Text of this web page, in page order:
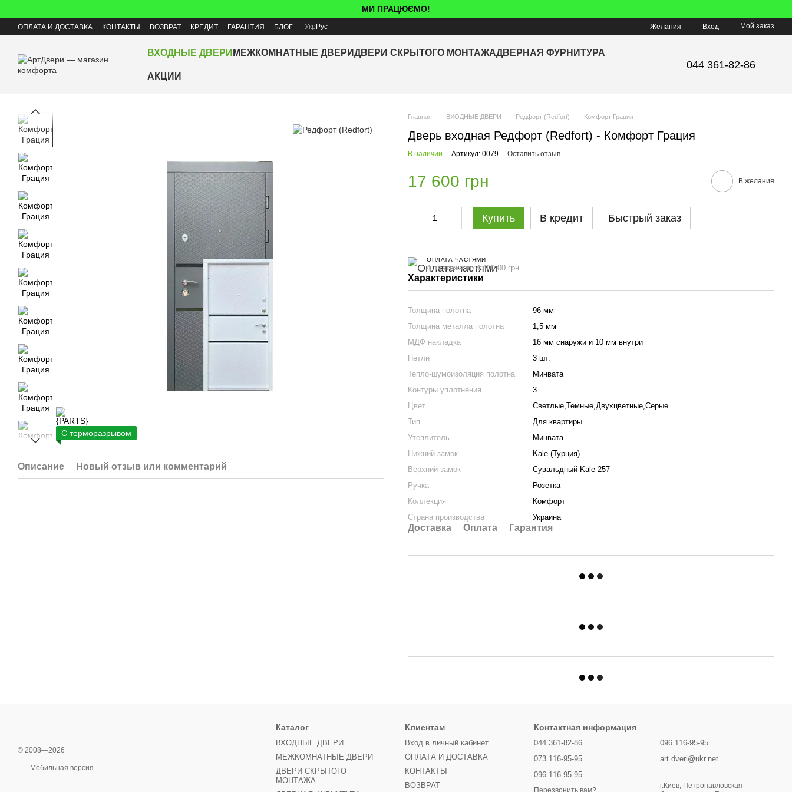
МИ ПРАЦЮЄМО!
ОПЛАТА И ДОСТАВКА КОНТАКТЫ ВОЗВРАТ КРЕДИТ ГАРАНТИЯ БЛОГ Укр Рус Желания Вход Мой заказ
ВХОДНЫЕ ДВЕРИ МЕЖКОМНАТНЫЕ ДВЕРИДВЕРИ СКРЫТОГО МОНТАЖАДВЕРНАЯ ФУРНИТУРА
АКЦИИ
044 361-82-86
С терморазрывом
Описание Новый отзыв или комментарий
Главная ВХОДНЫЕ ДВЕРИ Редфорт (Redfort) Комфорт Грация
Дверь входная Редфорт (Redfort) - Комфорт Грация
В наличии Артикул: 0079 Оставить отзыв
17 600 грн В желания
Купить В кредит Быстрый заказ
ОПЛАТА ЧАСТЯМИ
4 платежа по 4 400.00 грн
Характеристики
Толщина полотна
96 мм
Толщина металла полотна
1,5 мм
МДФ накладка
16 мм снаружи и 10 мм внутри
Петли
3 шт.
Тепло-шумоизоляция полотна
Минвата
Контуры уплотнения
3
Цвет
Светлые,Темные,Двухцветные,Серые
Тип
Для квартиры
Утеплитель
Минвата
Нижний замок
Kale (Турция)
Верхний замок
Сувальдный Kale 257
Ручка
Розетка
Коллекция
Комфорт
Страна производства
Украина
Доставка Оплата Гарантия
© 2008—2026
Мобильная версия
Каталог
ВХОДНЫЕ ДВЕРИ
МЕЖКОМНАТНЫЕ ДВЕРИ
ДВЕРИ СКРЫТОГО
МОНТАЖА
Клиентам
Вход в личный кабинет
ОПЛАТА И ДОСТАВКА
КОНТАКТЫ
ВОЗВРАТ
Контактная информация
044 361-82-86
073 116-95-95
096 116-95-95
096 116-95-95
art.dveri@ukr.net
г.Киев, Петропавловская